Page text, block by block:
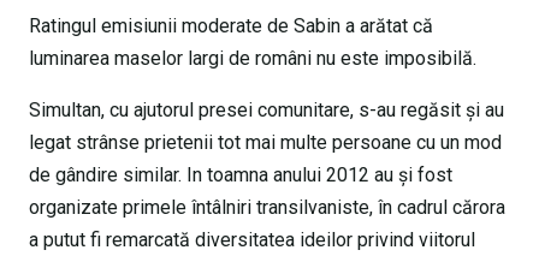
Ratingul emisiunii moderate de Sabin a arătat că
luminarea maselor largi de români nu este imposibilă.
Simultan, cu ajutorul presei comunitare, s-au regăsit şi au
legat strânse prietenii tot mai multe persoane cu un mod
de gândire similar. In toamna anului 2012 au şi fost
organizate primele întâlniri transilvaniste, în cadrul cărora
a putut fi remarcată diversitatea ideilor privind viitorul